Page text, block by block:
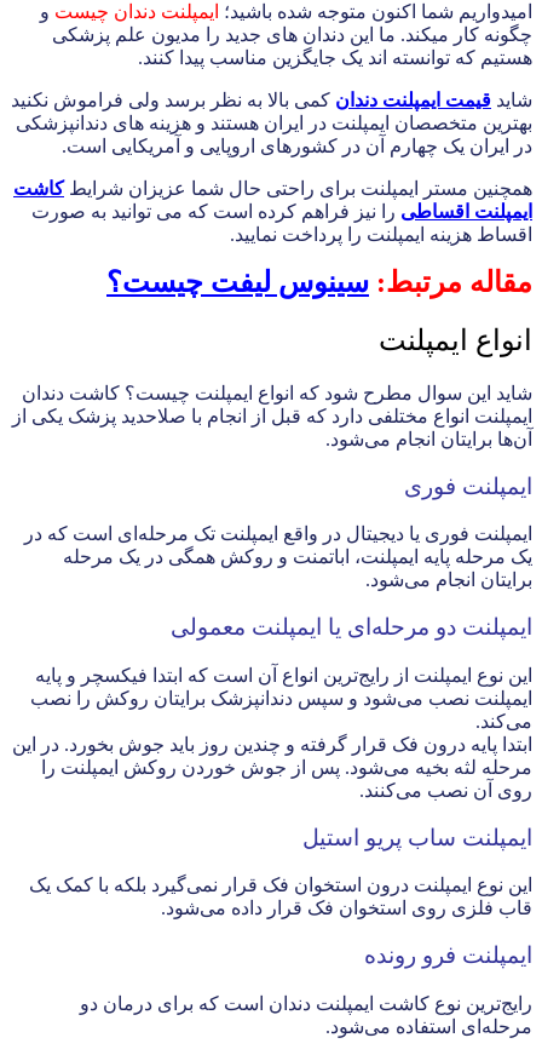
امیدواریم شما اکنون متوجه شده باشید؛ ایمپلنت دندان چیست و
چگونه کار میکند. ما این دندان های جدید را مدیون علم پزشکی
هستیم که توانسته اند یک جایگزین مناسب پیدا کنند.
شاید قیمت ایمپلنت دندان کمی بالا به نظر برسد ولی فراموش نکنید
بهترین متخصصان ایمپلنت در ایران هستند و هزینه های دندانپزشکی
در ایران یک چهارم آن در کشورهای اروپایی و آمریکایی است.
همچنین مستر ایمپلنت برای راحتی حال شما عزیزان شرایطکاشت
ایمپلنت اقساطی را نیز فراهم کرده است که می توانید به صورت
اقساط هزینه ایمپلنت را پرداخت نمایید.
مقاله مرتبط:‌ سینوس لیفت چیست؟
انواع ایمپلنت
شاید این سوال مطرح شود که انواع ایمپلنت چیست؟ کاشت دندان
ایمپلنت انواع مختلفی دارد که قبل از انجام با صلاحدید پزشک یکی از
آن‌ها برایتان انجام می‌شود.
ایمپلنت فوری
ایمپلنت فوری یا دیجیتال در واقع ایمپلنت تک مرحله‌ای است که در
یک مرحله پایه ایمپلنت، اباتمنت و روکش همگی در یک مرحله
برایتان انجام می‌شود.
ایمپلنت دو مرحله‌ای یا ایمپلنت معمولی
این نوع ایمپلنت از رایج‌ترین انواع آن است که ابتدا فیکسچر و پایه
ایمپلنت نصب می‌شود و سپس دندانپزشک برایتان روکش را نصب
می‌کند.
ابتدا پایه درون فک قرار گرفته و چندین روز باید جوش بخورد. در این
مرحله لثه بخیه می‌شود. پس از جوش خوردن روکش ایمپلنت را
روی آن نصب می‌کنند.
ایمپلنت ساب پریو استیل
این نوع ایمپلنت درون استخوان فک قرار نمی‌گیرد بلکه با کمک یک
قاب فلزی روی استخوان فک قرار داده می‌شود.
ایمپلنت فرو رونده
رایج‌ترین نوع کاشت ایمپلنت دندان است که برای درمان دو
مرحله‌ای استفاده می‌شود.